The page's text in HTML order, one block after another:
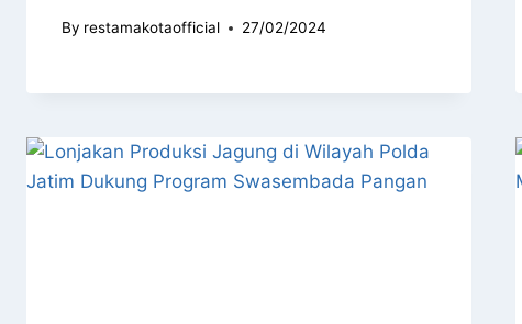
By restamakotaofficial 27/02/2024